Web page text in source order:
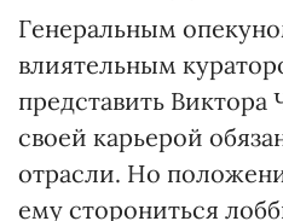
Генеральным
влиятельным
представить
своей карьерой
отрасли. Но
ему сторониться